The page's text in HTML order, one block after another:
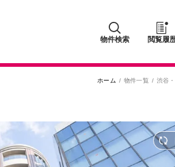
物件検索 閲覧履
ホーム 物件一覧 渋谷